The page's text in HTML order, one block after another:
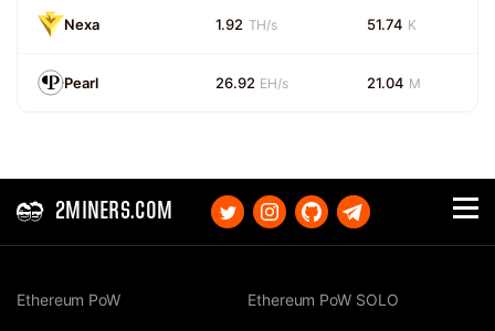
Nexa 1.92 TH/s 51.74 K
Pearl 26.92 EH/s 21.04 M
2MINERS.COM
Ethereum PoW Ethereum PoW SOLO